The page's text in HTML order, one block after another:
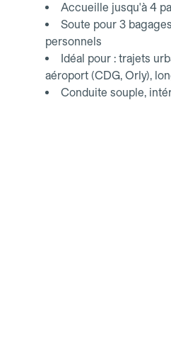
Accueille jusqu'à 4
Soute pour 3
personnels
Idéal pour : trajets
aéroport (CDG, Orly),
Conduite souple,